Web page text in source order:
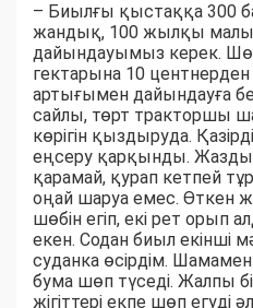
– Биылғы қыстаққа 300
жандық, 100 жылқы
дайындауымыз керек.
гектарына 10
артығымен дайындауға
сайлы, төрт тракторшы
көрігін қыздыруда.
еңсеру қарқынды.
қарамай, қурап кетпей
оңай шаруа емес. Өткен
шөбін егіп, екі рет орып
екен. Содан биыл екінші
суданка өсірдім.
бума шөп түседі. Жалпы
жігіттері екпе шөп егуді